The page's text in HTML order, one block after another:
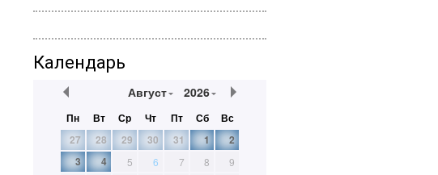
Календарь
Август 2026
Пн Вт Ср Чт Пт Сб
Вс
27
28 29 30 31 1
2
3
4 5 6 7 8
9